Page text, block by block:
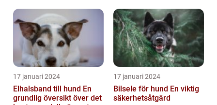
17 januari 2024
Elhalsband till hund En
grundlig översikt över det
17 januari 2024
Bilsele för hund En viktig
säkerhetsåtgärd